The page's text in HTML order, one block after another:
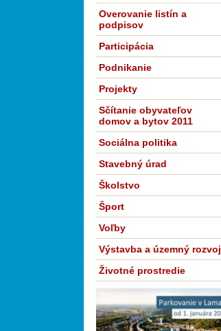
Overovanie listín a
podpisov
Participácia
Podnikanie
Projekty
Sčítanie obyvateľov
domov a bytov 2011
Sociálna politika
Stavebný úrad
Školstvo
Šport
Voľby
Výstavba a územný rozvoj
Životné prostredie